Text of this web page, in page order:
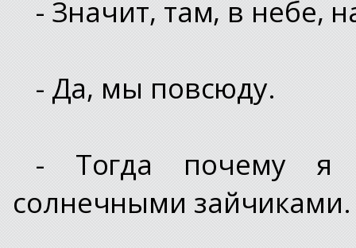
- Значит, там, в небе,
- Да, мы повсюду.
- Тогда почему я
солнечными зайчиками.